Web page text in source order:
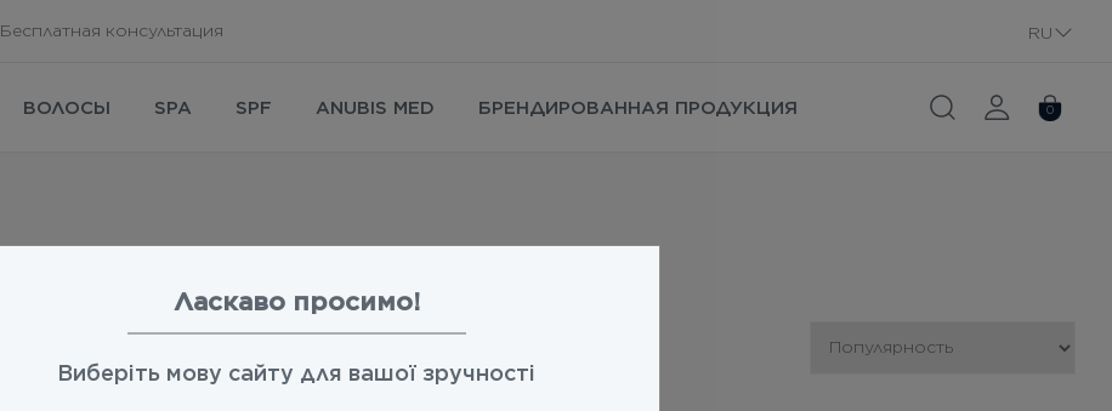
Бесплатная консультация
RU
ВОЛОСЫ SPA SPF ANUBIS MED БРЕНДИРОВАННАЯ ПРОДУКЦИЯ 0
Ласкаво просимо!
Виберіть мову сайту для вашої зручності